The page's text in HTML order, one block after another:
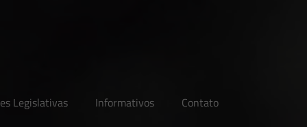
Legislativas Informativos Contato